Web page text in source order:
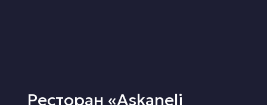
Ресторан «Askaneli